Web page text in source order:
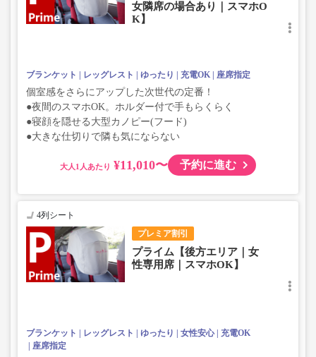
女隣席の場合あり｜スマホO
K】
ブランケット レッグレスト ゆったり 充電OK 座席指定
個室感をさらにアップした次世代の定番！
●夜間のスマホOK。ホルダー付で手もらくらく
●寝顔を隠せる大型カノピー(フード)
●大きな仕切りで隣も気にならない
大人 ¥11,010〜 予約に進む
プレミア割引
4列シート
プライム【後方エリア｜女
性専用席｜スマホOK】
ブランケット レッグレスト ゆったり 女性安心
充電OK
座席指定